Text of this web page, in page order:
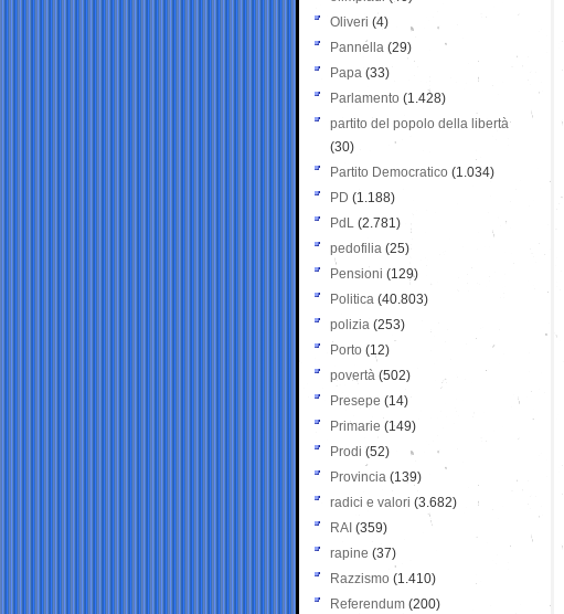
Oliveri (4)
Pannella (29)
Papa (33)
Parlamento (1.428)
partito del popolo della libertà
(30)
Partito Democratico (1.034)
PD (1.188)
PdL (2.781)
pedofilia (25)
Pensioni (129)
Politica (40.803)
polizia (253)
Porto (12)
povertà (502)
Presepe (14)
Primarie (149)
Prodi (52)
Provincia (139)
radici e valori (3.682)
RAI (359)
rapine (37)
Razzismo (1.410)
Referendum (200)